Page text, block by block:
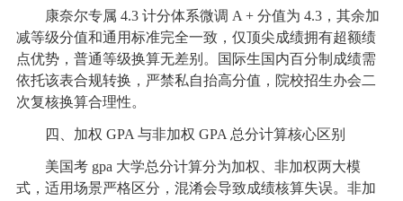
康奈尔专属 4.3 计分体系微调 A + 分值为 4.3，其余加
减等级分值和通用标准完全一致，仅顶尖成绩拥有超额绩
点优势，普通等级换算无差别。国际生国内百分制成绩需
依托该表合规转换，严禁私自抬高分值，院校招生办会二
次复核换算合理性。
四、加权 GPA 与非加权 GPA 总分计算核心区别
美国考 gpa 大学总分计算分为加权、非加权两大模
式，适用场景严格区分，混淆会导致成绩核算失误。非加